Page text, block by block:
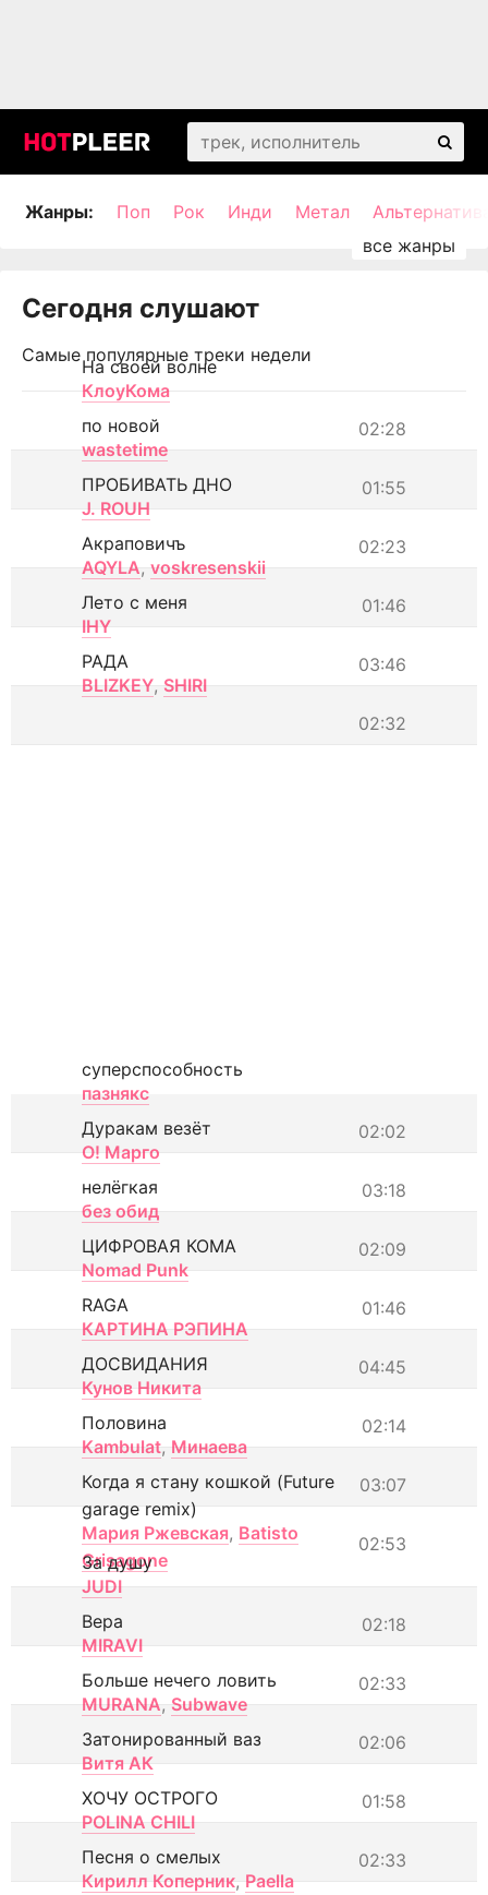
Жанры: Поп Рок Инди Метал
Сегодня слушают
Самые популярные треки недели
На своей волне
КлоуКома
02:28
по новой
wastetime
01:55
ПРОБИВАТЬ ДНО
J. ROUH
02:23
Акраповичъ
AQYLA, voskresenskii
01:46
Лето с меня
IHY
03:46
РАДА
BLIZKEY, SHIRI
02:32
суперспособность
пазнякс
02:02
Дуракам везёт
О! Марго
03:18
нелёгкая
без обид
02:09
ЦИФРОВАЯ КОМА
Nomad Punk
01:46
RAGA
КАРТИНА РЭПИНА
04:45
ДОСВИДАНИЯ
Кунов Никита
02:14
Половина
Kambulat, Минаева
03:07
Когда я стану кошкой (Future
garage remix)
Мария Ржевская, Batisto
Grisagone
02:53
За душу
JUDI
02:18
Вера
MIRAVI
02:33
Больше нечего ловить
MURANA, Subwave
02:06
Затонированный ваз
Витя АК
01:58
ХОЧУ ОСТРОГО
POLINA CHILI
02:33
Песня о смелых
Кирилл Коперник, Paella